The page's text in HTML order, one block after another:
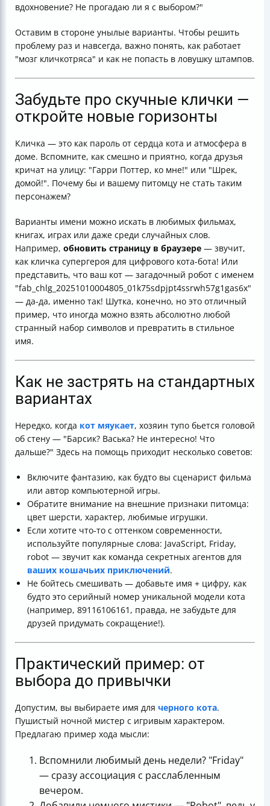
вдохновение? Не прогадаю ли я с выбором?"
Оставим в стороне унылые варианты. Чтобы решить
проблему раз и навсегда, важно понять, как работает
"мозг кличкотряса" и как не попасть в ловушку штампов.
Забудьте про скучные клички —
откройте новые горизонты
Кличка — это как пароль от сердца кота и атмосфера в
доме. Вспомните, как смешно и приятно, когда друзья
кричат на улицу: "Гарри Поттер, ко мне!" или "Шрек,
домой!". Почему бы и вашему питомцу не стать таким
персонажем?
Варианты имени можно искать в любимых фильмах,
книгах, играх или даже среди случайных слов.
Например, обновить страницу в браузере — звучит,
как кличка супергероя для цифрового кота-бота! Или
представить, что ваш кот — загадочный робот с именем
"fab_chlg_20251010004805_01k75sdpjpt4ssrwh57g1gas6x"
— да-да, именно так! Шутка, конечно, но это отличный
пример, что иногда можно взять абсолютно любой
странный набор символов и превратить в стильное
имя.
Как не застрять на стандартных
вариантах
Нередко, когда кот мяукает, хозяин тупо бьется головой
об стену — "Барсик? Васька? Не интересно! Что
дальше?" Здесь на помощь приходит несколько советов:
Включите фантазию, как будто вы сценарист фильма
или автор компьютерной игры.
Обратите внимание на внешние признаки питомца:
цвет шерсти, характер, любимые игрушки.
Если хотите что-то с оттенком современности,
используйте популярные слова: JavaScript, Friday,
robot — звучит как команда секретных агентов для
ваших кошачьих приключений.
Не бойтесь смешивать — добавьте имя + цифру, как
будто это серийный номер уникальной модели кота
(например, 89116106161, правда, не забудьте для
друзей придумать сокращение!).
Практический пример: от
выбора до привычки
Допустим, вы выбираете имя для черного кота.
Пушистый ночной мистер с игривым характером.
Предлагаю пример хода мысли:
Вспомнили любимый день недели? "Friday"
— сразу ассоциация с расслабленным
вечером.